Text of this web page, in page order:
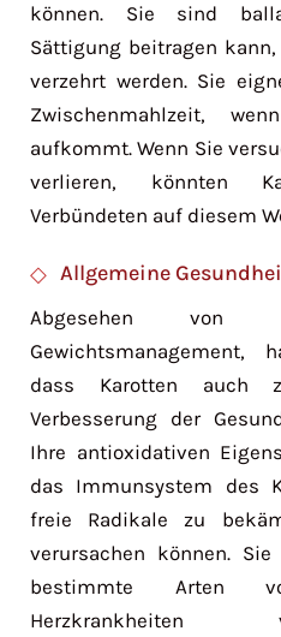
können. Sie sind
Sättigung beitragen
verzehrt werden. Sie
Zwischenmahlzeit,
aufkommt. Wenn Sie
verlieren, könnten
Verbündeten auf diesem
Allgemeine
Abgesehen
Gewichtsmanagement,
dass Karotten auch
Verbesserung der
Ihre antioxidativen
das Immunsystem des
freie Radikale zu
verursachen können.
bestimmte Arten